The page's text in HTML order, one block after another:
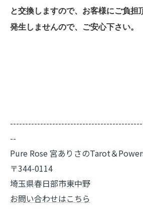
と交換しますので、お客様にご負担
発生しませんので、ご安心下さい。
--
Pure Rose 宮ありさのTarot＆
〒344-0114
埼玉県春日部市東中野
お問い合わせはこちら